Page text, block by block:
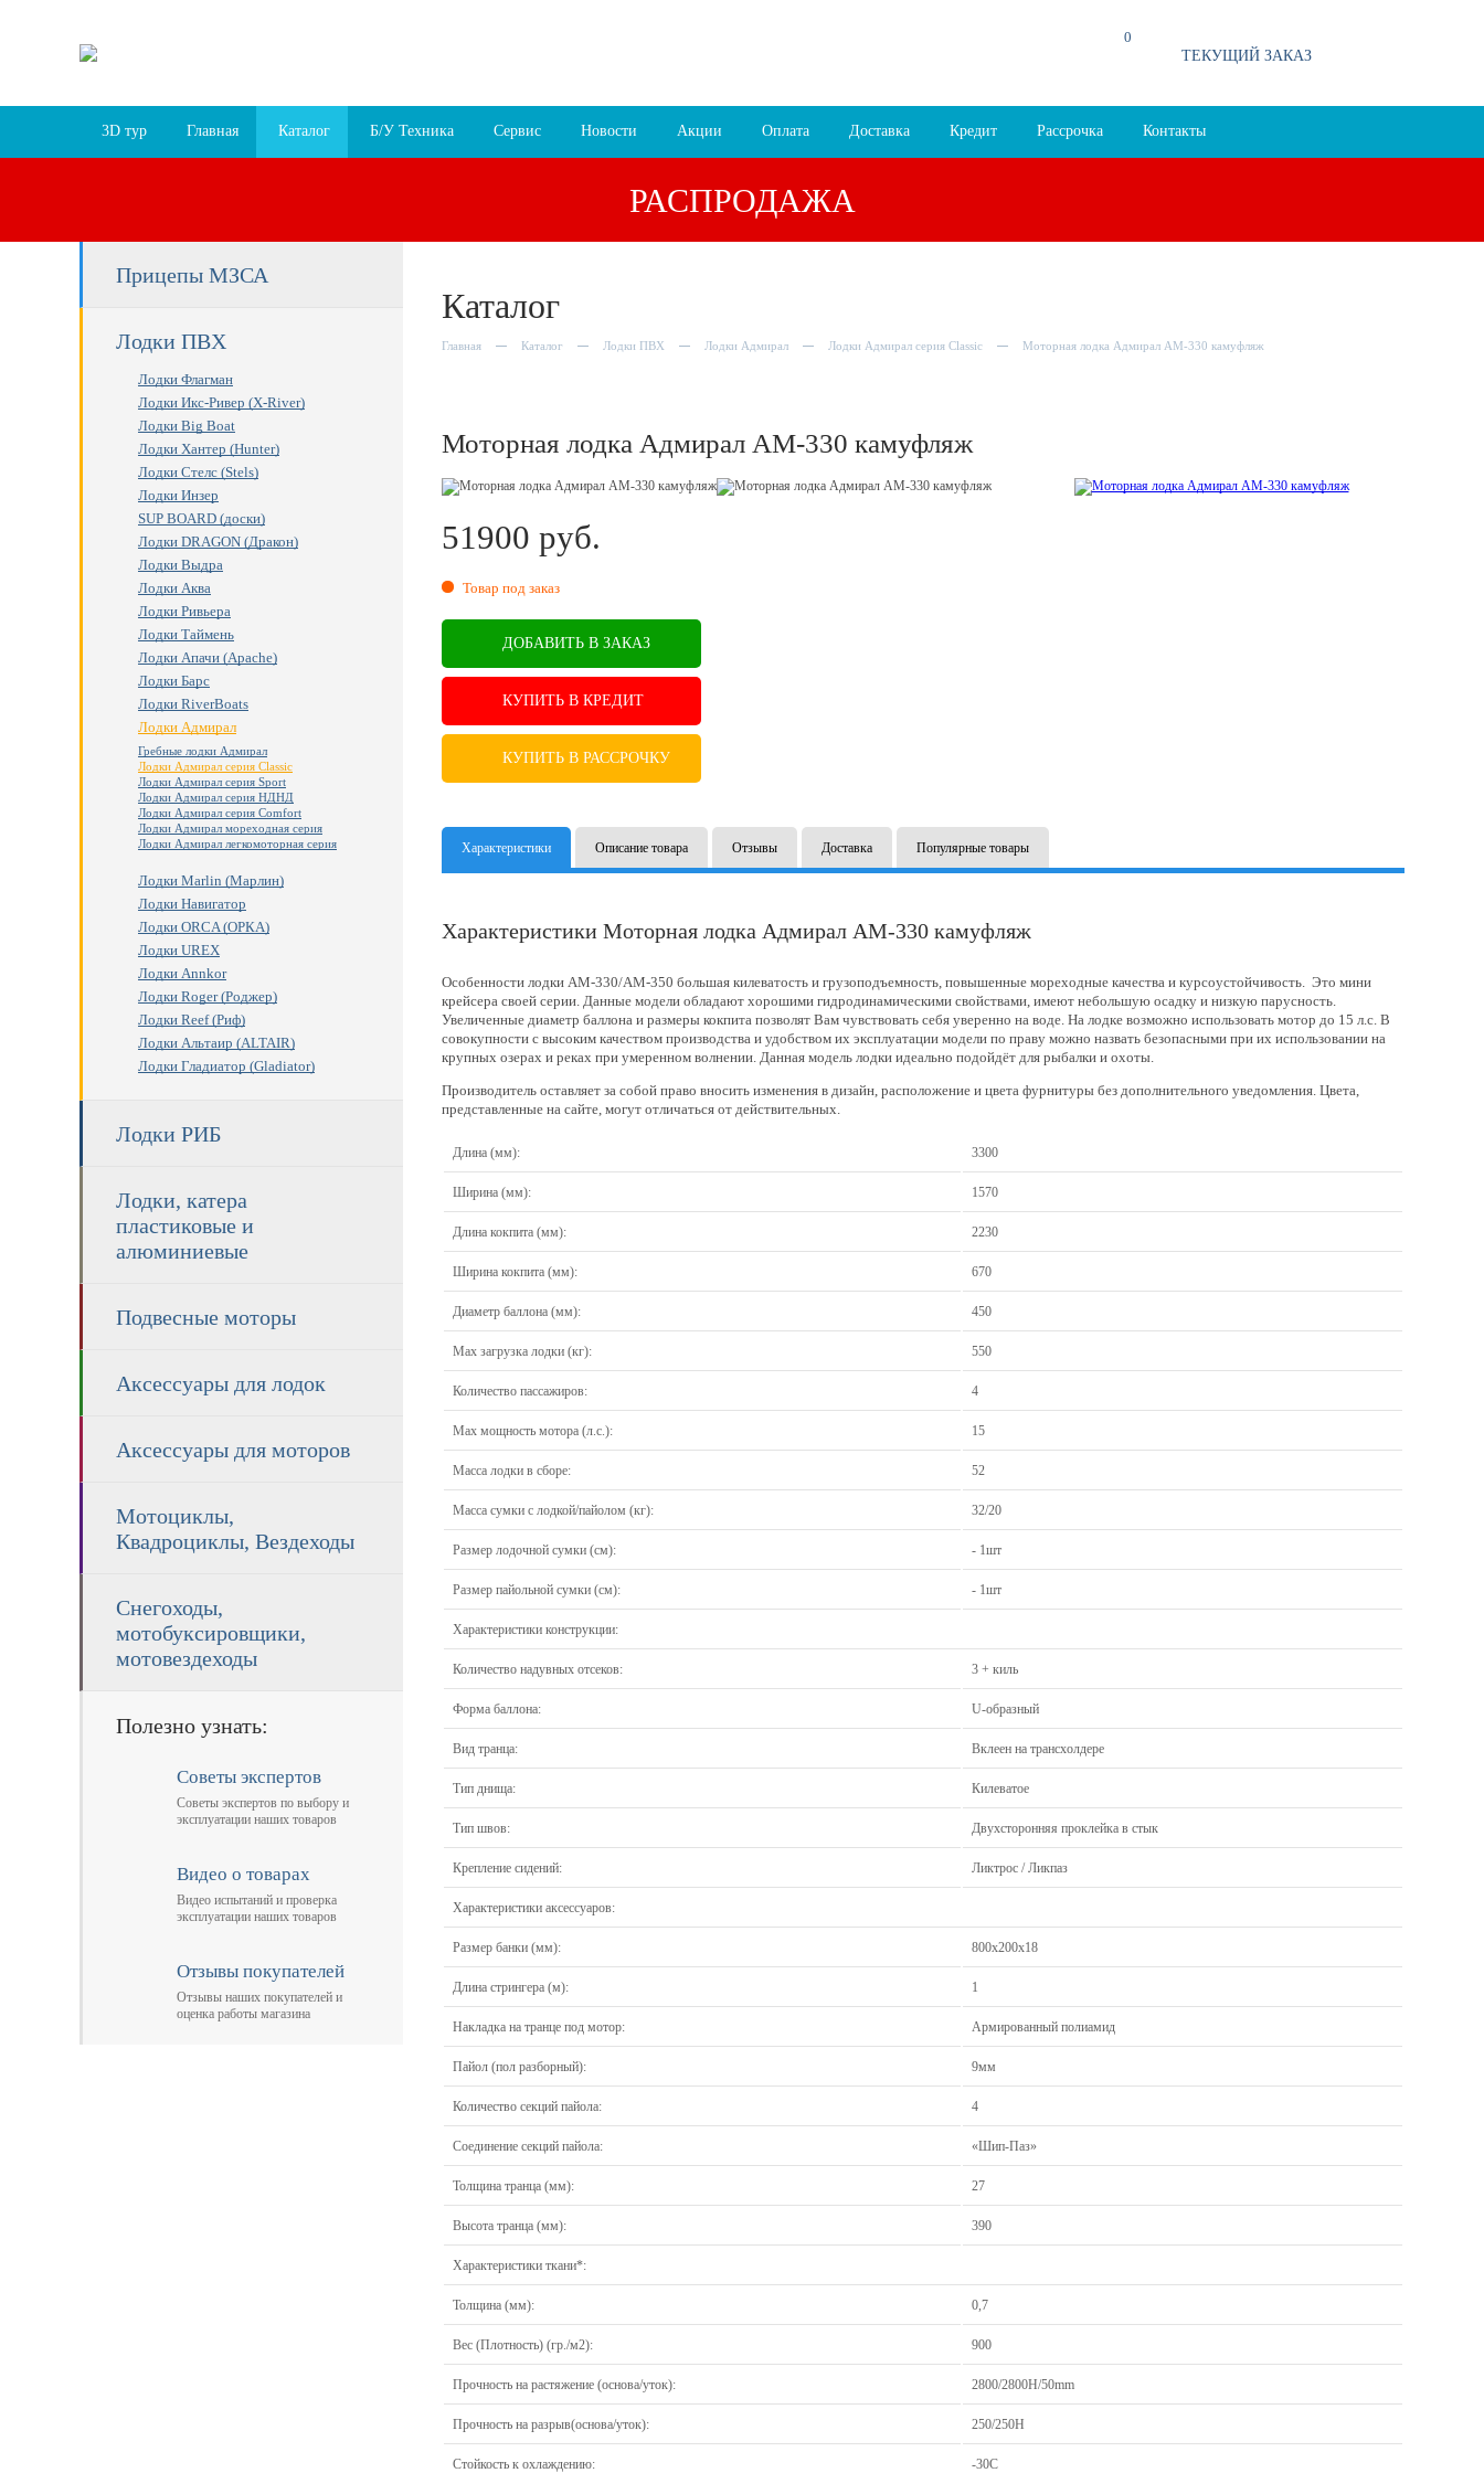
0
ТЕКУЩИЙ ЗАКАЗ
3D тур Главная Каталог Б/У Техника Сервис Новости Акции Оплата Доставка Кредит Рассрочка Контакты
РАСПРОДАЖА
Прицепы МЗСА
Лодки ПВХ
Лодки Флагман
Лодки Икс-Ривер (X-River)
Лодки Big Boat
Лодки Хантер (Hunter)
Лодки Стелс (Stels)
Лодки Инзер
SUP BOARD (доски)
Лодки DRAGON (Дракон)
Лодки Выдра
Лодки Аква
Лодки Ривьера
Лодки Таймень
Лодки Апачи (Apache)
Лодки Барс
Лодки RiverBoats
Лодки Адмирал
Гребные лодки Адмирал
Лодки Адмирал серия Classic
Лодки Адмирал серия Sport
Лодки Адмирал серия НДНД
Лодки Адмирал серия Comfort
Лодки Адмирал мореходная серия
Лодки Адмирал легкомоторная серия
Лодки Marlin (Марлин)
Лодки Навигатор
Лодки ORCA (ОРКА)
Лодки UREX
Лодки Annkor
Лодки Roger (Роджер)
Лодки Reef (Риф)
Лодки Альтаир (ALTAIR)
Лодки Гладиатор (Gladiator)
Лодки РИБ
Лодки, катера
пластиковые и
алюминиевые
Подвесные моторы
Аксессуары для лодок
Аксессуары для моторов
Мотоциклы,
Квадроциклы, Вездеходы
Снегоходы,
мотобуксировщики,
мотовездеходы
Полезно узнать:
Советы экспертов
Советы экспертов по выбору и
эксплуатации наших товаров
Видео о товарах
Видео испытаний и проверка
эксплуатации наших товаров
Отзывы покупателей
Отзывы наших покупателей и
оценка работы магазина
Каталог
Главная Каталог Лодки ПВХ Лодки Адмирал Лодки Адмирал серия Classic Моторная лодка Адмирал АМ-330 камуфляж
Моторная лодка Адмирал АМ-330 камуфляж
51900 руб.
RUB
Товар под заказ
ДОБАВИТЬ В ЗАКАЗ
КУПИТЬ В КРЕДИТ
КУПИТЬ В РАССРОЧКУ
Характеристики Описание товара Отзывы Доставка Популярные товары
Характеристики Моторная лодка Адмирал АМ-330 камуфляж
Особенности лодки АМ-330/АМ-350 большая килеватость и грузоподъемность, повышенные мореходные качества и курсоустойчивость. Это мини
крейсера своей серии. Данные модели обладают хорошими гидродинамическими свойствами, имеют небольшую осадку и низкую парусность.
Увеличенные диаметр баллона и размеры кокпита позволят Вам чувствовать себя уверенно на воде. На лодке возможно использовать мотор до 15 л.с. В
совокупности с высоким качеством производства и удобством их эксплуатации модели по праву можно назвать безопасными при их использовании на
крупных озерах и реках при умеренном волнении. Данная модель лодки идеально подойдёт для рыбалки и охоты.
Производитель оставляет за собой право вносить изменения в дизайн, расположение и цвета фурнитуры без дополнительного уведомления. Цвета,
представленные на сайте, могут отличаться от действительных.
Длина (мм): 3300
Ширина (мм): 1570
Длина кокпита (мм): 2230
Ширина кокпита (мм): 670
Диаметр баллона (мм): 450
Max загрузка лодки (кг): 550
Количество пассажиров: 4
Max мощность мотора (л.с.): 15
Масса лодки в сборе: 52
Масса cумки с лодкой/пайолом (кг): 32/20
Размер лодочной сумки (см): - 1шт
Размер пайольной сумки (см): - 1шт
Характеристики конструкции:
Количество надувных отсеков: 3 + киль
Форма баллона: U-образный
Вид транца: Вклеен на трансхолдере
Тип днища: Килеватое
Тип швов: Двухсторонняя проклейка в стык
Крепление сидений: Ликтрос / Ликпаз
Характеристики аксессуаров:
Размер банки (мм): 800х200х18
Длина стрингера (м): 1
Накладка на транце под мотор: Армированный полиамид
Пайол (пол разборный): 9мм
Количество секций пайола: 4
Соединение секций пайола: «Шип-Паз»
Толщина транца (мм): 27
Высота транца (мм): 390
Характеристики ткани*:
Толщина (мм): 0,7
Вес (Плотность) (гр./м2): 900
Прочность на растяжение (основа/уток): 2800/2800H/50mm
Прочность на разрыв(основа/уток): 250/250Н
Стойкость к охлаждению: -30C